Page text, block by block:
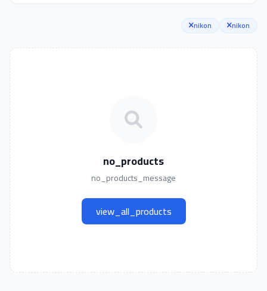
nikon
nikon
no_products
no_products_message
view_all_products